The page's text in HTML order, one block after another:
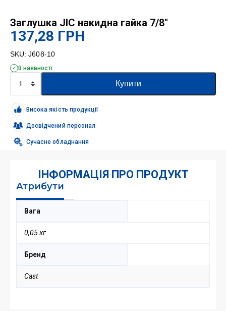
Заглушка JIC накидна гайка 7/8″
137,28 ГРН
SKU: J608-10
В наявності
Заглушка
JIC
накидна
гайка
7/8"
кількість
Купити
Висока якість продукції
Досвідчений персонал
Сучасне обладнання
ІНФОРМАЦІЯ ПРО ПРОДУКТ
Атрибути
Вага
0,05 кг
Бренд
Cast